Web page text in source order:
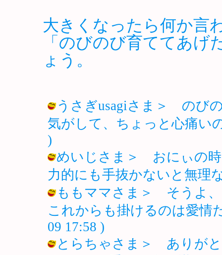
大きくなったら何か言
「のびのび育ててあげ
ょう。
うさぎusagiさま＞ のび
気がして、ちょっと心痛い
)
めいじさま＞ おにぃの時
力的にも手抜かないと無理
ももママさま＞ そうよ、
これからも掛けるのは愛情
09 17:58 )
とらちゃさま＞ ありが